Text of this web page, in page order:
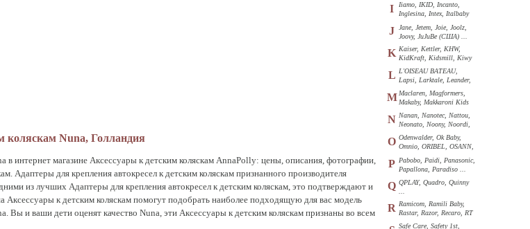
коляскам Nuna, Голландия
в интернет магазине Аксессуары к детским коляскам AnnaPolly: цены, описания, фотографии,
Адаптеры для крепления автокресел к детским коляскам признанного производителя
из лучших Адаптеры для крепления автокресел к детским коляскам, это подтверждают и
к детским коляскам помогут подобрать наиболее подходящую для вас модель
Вы и ваши дети оценят качество Nuna, эти Аксессуары к детским коляскам признаны во всем
I
Iiamo, IKID, Incanto,
Inglesina, Intex, Italbaby
J
Jane, Jetem, Joie, Joolz,
Joovy, JuJuBe (США) ...
K Kaiser, Kettler, KHW,
KidKraft, Kidsmill, Kiwy
L L'OISEAU BATEAU,
Lapsi, Larktale, Leander,
M Maclaren, Magformers,
Makaby, Makkaroni Kids
N Nanan, Nanotec, Nattou,
Neonato, Noony, Noordi,
O Odenwalder, Ok Baby,
Omnio, ORIBEL, OSANN,
P Pabobo, Paidi, Panasonic,
Papallona, Paradiso ...
Q QPLAY, Quadro, Quinny
R Ramicom, Ramili Baby,
Rastar, Razor, Recaro, RT
Safe Care, Safety 1st,